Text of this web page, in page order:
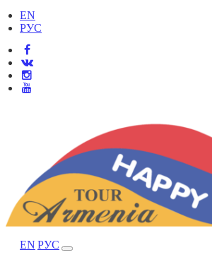
EN
РУС
EN РУС